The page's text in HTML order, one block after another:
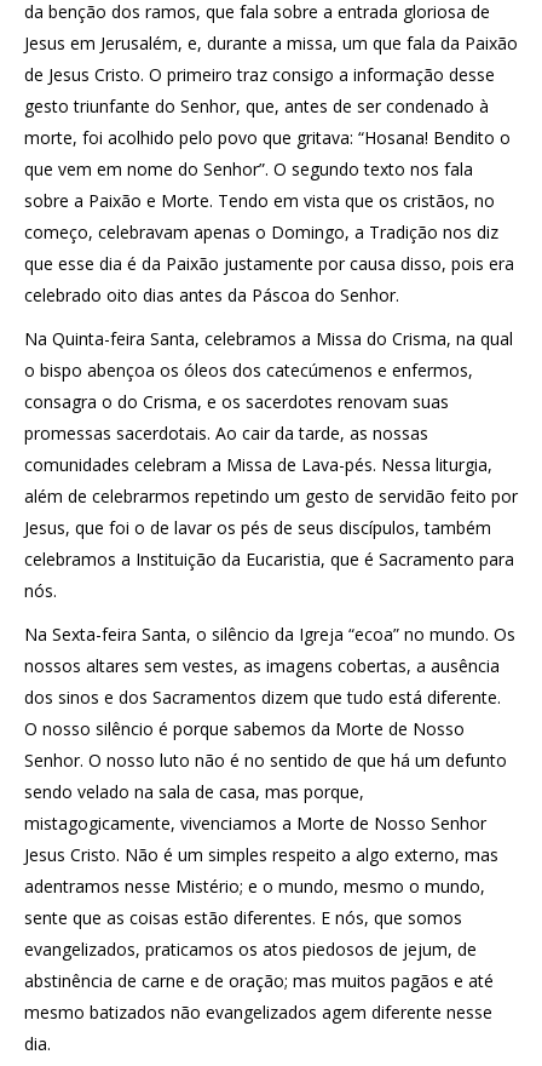
da benção dos ramos, que fala sobre a entrada gloriosa de
Jesus em Jerusalém, e, durante a missa, um que fala da Paixão
de Jesus Cristo. O primeiro traz consigo a informação desse
gesto triunfante do Senhor, que, antes de ser condenado à
morte, foi acolhido pelo povo que gritava: “Hosana! Bendito o
que vem em nome do Senhor”. O segundo texto nos fala
sobre a Paixão e Morte. Tendo em vista que os cristãos, no
começo, celebravam apenas o Domingo, a Tradição nos diz
que esse dia é da Paixão justamente por causa disso, pois era
celebrado oito dias antes da Páscoa do Senhor.
Na Quinta-feira Santa, celebramos a Missa do Crisma, na qual
o bispo abençoa os óleos dos catecúmenos e enfermos,
consagra o do Crisma, e os sacerdotes renovam suas
promessas sacerdotais. Ao cair da tarde, as nossas
comunidades celebram a Missa de Lava-pés. Nessa liturgia,
além de celebrarmos repetindo um gesto de servidão feito por
Jesus, que foi o de lavar os pés de seus discípulos, também
celebramos a Instituição da Eucaristia, que é Sacramento para
nós.
Na Sexta-feira Santa, o silêncio da Igreja “ecoa” no mundo. Os
nossos altares sem vestes, as imagens cobertas, a ausência
dos sinos e dos Sacramentos dizem que tudo está diferente.
O nosso silêncio é porque sabemos da Morte de Nosso
Senhor. O nosso luto não é no sentido de que há um defunto
sendo velado na sala de casa, mas porque,
mistagogicamente, vivenciamos a Morte de Nosso Senhor
Jesus Cristo. Não é um simples respeito a algo externo, mas
adentramos nesse Mistério; e o mundo, mesmo o mundo,
sente que as coisas estão diferentes. E nós, que somos
evangelizados, praticamos os atos piedosos de jejum, de
abstinência de carne e de oração; mas muitos pagãos e até
mesmo batizados não evangelizados agem diferente nesse
dia.